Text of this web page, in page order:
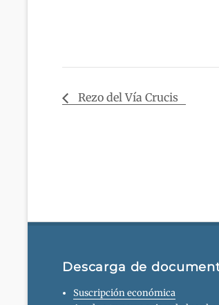
Rezo del Vía Crucis
Descarga de
Suscripción económica